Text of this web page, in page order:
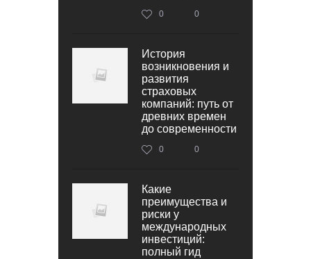
0 0
История
возникновения и
развития
страховых
компаний: путь от
древних времен
до современности
0 0
Какие
преимущества и
риски у
международных
инвестиций:
полный гид